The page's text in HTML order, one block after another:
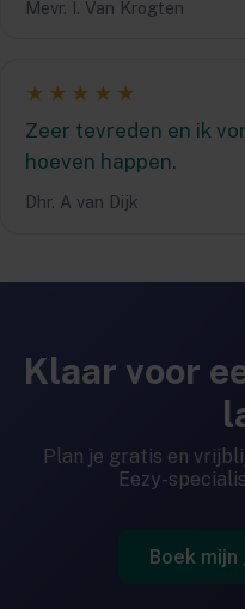
Mevr. I. Van Krogten
★★★★★
Zeer tevreden en ik
hoeven happen.
Dhr. A van Dijk
Klaar voor
Plan je gratis en
Eezy-
Boek